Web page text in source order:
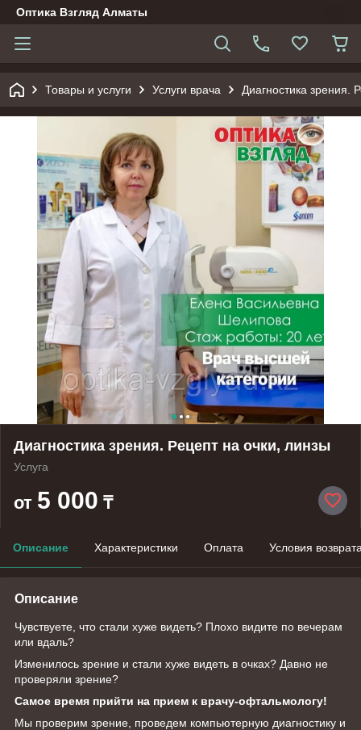
Оптика Взгляд Алматы
Товары и услуги Услуги врача Диагностика зрения.
Диагностика зрения. Рецепт на очки, линзы
Услуга
от 5 000 ₸
Описание Характеристики Оплата Условия
Описание
Чувствуете, что стали хуже видеть? Плохо видите по вечерам
или вдаль?
Изменилось зрение и стали хуже видеть в очках? Давно не
проверяли зрение?
Самое время прийти на прием к врачу-офтальмологу!
Мы проверим зрение, проведем компьютерную диагностику и